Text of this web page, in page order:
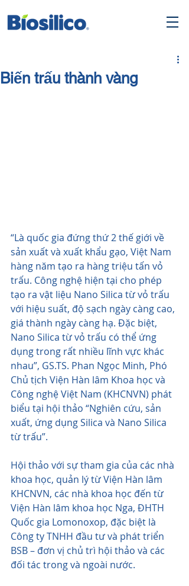
Biến trấu thành vàng
“Là quốc gia đứng thứ 2 thế giới về
sản xuất và xuất khẩu gạo, Việt Nam
hàng năm tạo ra hàng triệu tấn vỏ
trấu. Công nghệ hiện tại cho phép
tạo ra vật liệu Nano Silica từ vỏ trấu
với hiệu suất, độ sạch ngày càng cao,
giá thành ngày càng hạ. Đặc biệt,
Nano Silica từ vỏ trấu có thể ứng
dụng trong rất nhiều lĩnh vực khác
nhau”, GS.TS. Phan Ngọc Minh, Phó
Chủ tịch Viện Hàn lâm Khoa học và
Công nghệ Việt Nam (KHCNVN) phát
biểu tại hội thảo “Nghiên cứu, sản
xuất, ứng dụng Silica và Nano Silica
từ trấu”.
Hội thảo với sự tham gia của các nhà
khoa học, quản lý từ Viện Hàn lâm
KHCNVN, các nhà khoa học đến từ
Viện Hàn lâm khoa học Nga, ĐHTH
Quốc gia Lomonoxop, đặc biệt là
Công ty TNHH đầu tư và phát triển
BSB – đơn vị chủ trì hội thảo và các
đối tác trong và ngoài nước.